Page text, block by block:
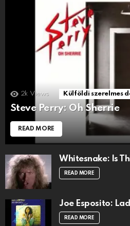
2k Views Külföldi szerelmes
Steve Perry: Oh Sherrie
READ MORE
Whitesnake: Is
READ MORE
Joe Esposito:
READ MORE